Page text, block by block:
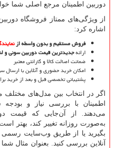
دوربین اطمینان مرجع اصلی شما
از ویژگی‌های ممتاز فروشگاه
اشاره کرد:
فروش مستقیم و بدون واسطه از
ارائهجدیدترین قیمت دوربین سونی و
ضمانت اصالت کالا و گارانتی معتبر
امکان خرید حضوری و آنلاین با ارسال
پشتیبانی تخصصی قبل و بعد از خرید
اگر در انتخاب بین مدل‌های مختلف
اطمینان با بررسی نیاز و بودجه
می‌دهند. از آن‌جایی که قیمت
به‌صورت روزانه تغییر کند، بهتر
بگیرید یا از طریق وب‌سایت
آنلاین بررسی کنید. بعنوان مثال